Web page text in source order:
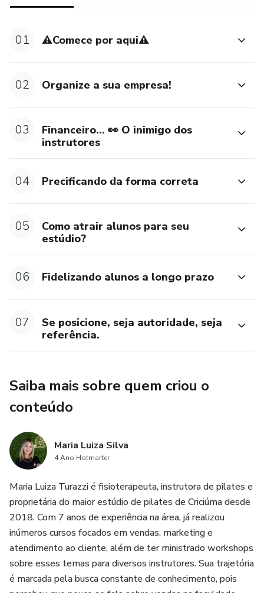
01 ⚠️Comece por aqui⚠️
02 Organize a sua empresa!
03
Financeiro… 👀 O inimigo dos
instrutores
04 Precificando da forma correta
05
Como atrair alunos para seu
estúdio?
06 Fidelizando alunos a longo prazo
07
Se posicione, seja autoridade, seja
referência.
Saiba mais sobre quem criou o
conteúdo
Maria Luiza Silva
4 Ano Hotmarter
Maria Luiza Turazzi é fisioterapeuta, instrutora de pilates e
proprietária do maior estúdio de pilates de Criciúma desde
2018. Com 7 anos de experiência na área, já realizou
inúmeros cursos focados em vendas, marketing e
atendimento ao cliente, além de ter ministrado workshops
sobre esses temas para diversos instrutores. Sua trajetória
é marcada pela busca constante de conhecimento, pois